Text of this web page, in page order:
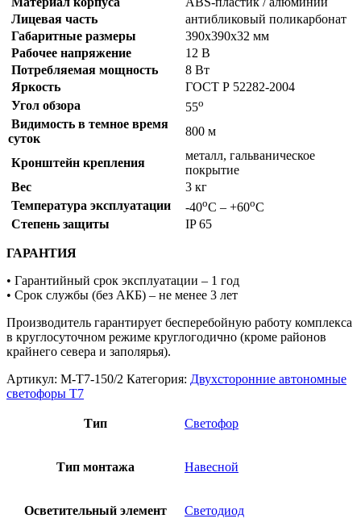
Лицевая часть
антибликовый поликарбонат
Габаритные размеры
390х390х32 мм
Рабочее напряжение
12 В
Потребляемая мощность
8 Вт
Яркость
ГОСТ Р 52282-2004
Угол обзора
55о
Видимость в темное время
суток
800 м
Кронштейн крепления
металл, гальваническое
покрытие
Вес
3 кг
Температура эксплуатации
-40оС – +60оС
Степень защиты
IP 65
ГАРАНТИЯ
• Гарантийный срок эксплуатации – 1 год
• Срок службы (без АКБ) – не менее 3 лет
Производитель гарантирует бесперебойную работу комплекса
в круглосуточном режиме круглогодично (кроме районов
крайнего севера и заполярья).
Артикул: M-T7-150/2 Категория: Двухсторонние автономные
светофоры Т7
Тип Светофор
Тип монтажа Навесной
Осветительный элемент Светодиод